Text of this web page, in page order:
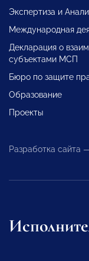
Экспертиза и
Международная
Декларация о
субъектами МСП
Бюро по защите
Образование
Проекты
Разработка сайта